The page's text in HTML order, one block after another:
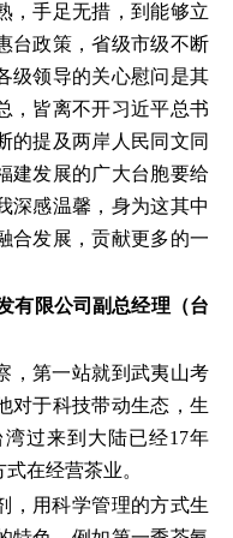
，手足无措，到能够立
台政策，省级市级不断
级领导的关心慰问是其
，皆离不开习近平总书
的提及两岸人民同文同
建发展的广大台胞要给
深感温馨，身为这其中
合发展，贡献更多的一
有限公司副总经理（台
，第一站就到武夷山考
对于科技带动生态，生
过来到大陆已经17年
在经营茶业。
，用科学管理的方式生